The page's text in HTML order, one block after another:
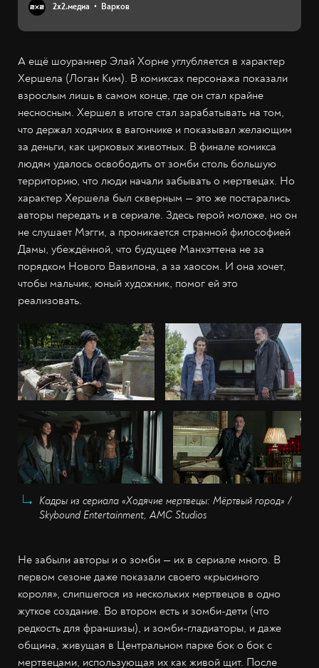
2х2.медиа Варков
А ещё шоураннер Элай Хорне углубляется в характер
Хершела (Логан Ким). В комиксах персонажа показали
взрослым лишь в самом конце, где он стал крайне
несносным. Хершел в итоге стал зарабатывать на том,
что держал ходячих в вагончике и показывал желающим
за деньги, как цирковых животных. В финале комикса
людям удалось освободить от зомби столь большую
территорию, что люди начали забывать о мертвецах. Но
характер Хершела был скверным — это же постарались
авторы передать и в сериале. Здесь герой моложе, но он
не слушает Мэгги, а проникается странной философией
Дамы, убеждённой, что будущее Манхэттена не за
порядком Нового Вавилона, а за хаосом. И она хочет,
чтобы мальчик, юный художник, помог ей это
реализовать.
Кадры из сериала «Ходячие мертвецы: Мёртвый город» /
Skybound Entertainment, AMC Studios
Не забыли авторы и о зомби — их в сериале много. В
первом сезоне даже показали своего «крысиного
короля», слипшегося из нескольких мертвецов в одно
жуткое создание. Во втором есть и зомби-дети (что
редкость для франшизы), и зомби-гладиаторы, и даже
община, живущая в Центральном парке бок о бок с
мертвецами, использующая их как живой щит. После